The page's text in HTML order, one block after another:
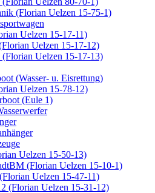
(Florian Uelzen 15-75-1)
Uelzen 15-17-11)
Uelzen 15-17-12)
Uelzen 15-17-13)
(Wasser- u. Eisrettung)
Uelzen 15-78-12)
(Eule 1)
Uelzen 15-50-13)
(Florian Uelzen 15-10-1)
Uelzen 15-47-11)
(Florian Uelzen 15-31-12)